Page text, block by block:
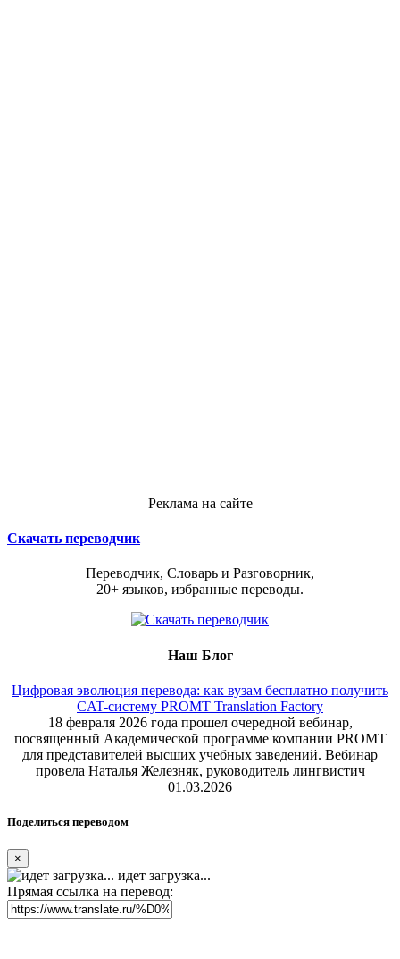
Реклама на сайте
Скачать переводчик
Переводчик, Словарь и Разговорник,
20+ языков, избранные переводы.
Наш Блог
Цифровая эволюция перевода: как вузам бесплатно получить
CAT-систему PROMT Translation Factory
18 февраля 2026 года прошел очередной вебинар,
посвященный Академической программе компании PROMT
для представителей высших учебных заведений. Вебинар
провела Наталья Железняк, руководитель лингвистич
01.03.2026
Поделиться переводом
×
идет загрузка...
Прямая ссылка на перевод: